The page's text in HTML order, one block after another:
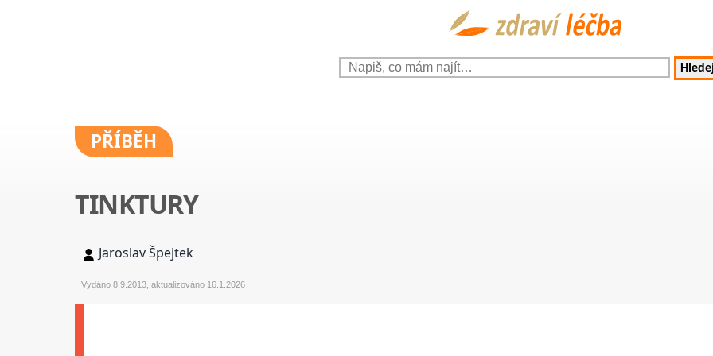
PŘÍBĚH
TINKTURY
Jaroslav Špejtek
Vydáno 8.9.2013, aktualizováno 16.1.2026